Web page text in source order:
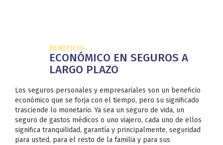
BENEFICIO
ECONÓMICO EN SEGUROS A
LARGO PLAZO
Los seguros personales y empresariales son un beneficio
económico que se forja con el tiempo, pero su significado
trasciende lo monetario. Ya sea un seguro de vida, un
seguro de gastos médicos o uno viajero, cada uno de ellos
significa tranquilidad, garantía y principalmente, seguridad
para usted, para el resto de la familia y para sus